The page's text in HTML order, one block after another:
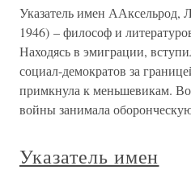
Указатель имен ААксельрод,
1946) – философ и
Находясь в эмиграции,
социал-демократов за
примкнула к меньшевикам.
войны занимала
Указатель имен